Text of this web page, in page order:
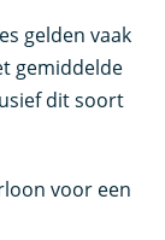
gelden vaak
gemiddelde
dit soort
voor een